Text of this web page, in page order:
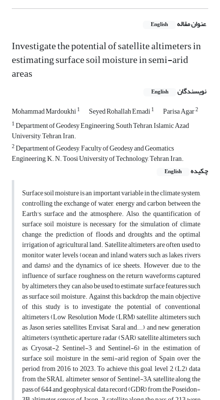
عنوان مقاله English
Investigate the potential of satellite altimeters in
estimating surface soil moisture in semi-arid
areas
نویسندگان English
Mohammad Mardoukhi1 Seyed Rohallah Emadi1 Parisa Agar2
1Department of Geodesy Engineering, South Tehran, Islamic Azad
University, Tehran, Iran.
2Department of Geodesy, Faculty of Geodesy and Geomatics
Engineering, K. N. Toosi University of Technology, Tehran, Iran.
چکیده
English
Surface soil moisture is an important variable in the climate system,
controlling the exchange of water, energy and carbon, between the
Earth's surface and the atmosphere. Also, the quantification of
surface soil moisture is necessary for the simulation of climate
change, the prediction of floods and droughts and the optimal
irrigation of agricultural land. Satellite altimeters are often used to
monitor water levels (ocean and inland waters such as lakes, rivers
and dams) and the dynamics of ice sheets. However, due to the
influence of surface roughness on the return waveforms captured
by altimeters, they can also be used to estimate surface features such
as surface soil moisture. Against this backdrop, the main objective
of this study is to investigate the potential of conventional
altimeters (Low Resolution Mode (LRM) satellite altimeters such
as Jason series satellites, Envisat, Saral and...) and new generation
altimeters (synthetic aperture radar (SAR) satellite altimeters such
as Cryosat-2, Sentinel-3 and Sentinel-6) in the estimation of
surface soil moisture in the semi-arid region of Spain over the
period from 2016 to 2023. To achieve this goal, level 2 (L2) data
from the SRAL altimeter sensor of Sentinel-3A satellite along the
pass of 644 and geophysical data record (GDR) from the Poseidon-